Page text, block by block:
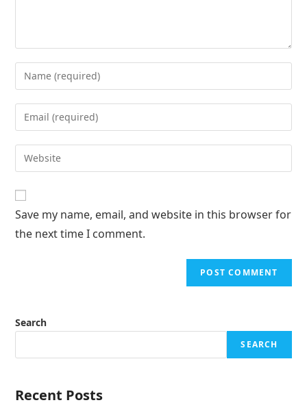
Save my name, email, and website in this browser for
the next time I comment.
Search
SEARCH
Recent Posts